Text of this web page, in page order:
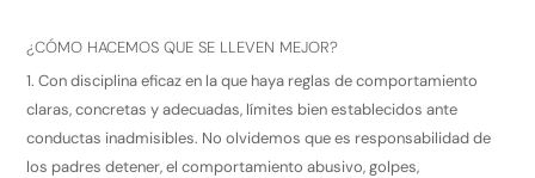
¿CÓMO HACEMOS QUE SE LLEVEN MEJOR?
1. Con disciplina eficaz en la que haya reglas de comportamiento
claras, concretas y adecuadas, límites bien establecidos ante
conductas inadmisibles. No olvidemos que es responsabilidad de
los padres detener, el comportamiento abusivo, golpes,